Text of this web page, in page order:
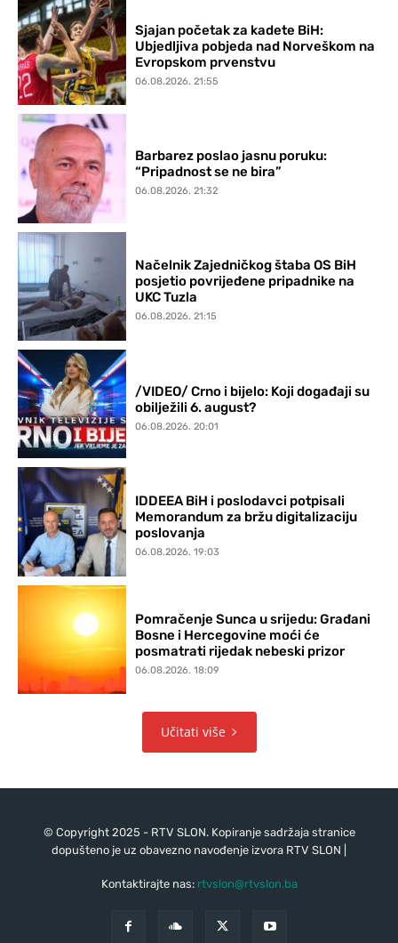
Sjajan početak za kadete BiH:
Ubjedljiva pobjeda nad Norveškom na
Evropskom prvenstvu
06.08.2026. 21:55
Barbarez poslao jasnu poruku:
“Pripadnost se ne bira”
06.08.2026. 21:32
Načelnik Zajedničkog štaba OS BiH
posjetio povrijeđene pripadnike na
UKC Tuzla
06.08.2026. 21:15
/VIDEO/ Crno i bijelo: Koji događaji su
obilježili 6. august?
06.08.2026. 20:01
IDDEEA BiH i poslodavci potpisali
Memorandum za bržu digitalizaciju
poslovanja
06.08.2026. 19:03
Pomračenje Sunca u srijedu: Građani
Bosne i Hercegovine moći će
posmatrati rijedak nebeski prizor
06.08.2026. 18:09
Učitati više
© Copyright 2025 - RTV SLON. Kopiranje sadržaja stranice
dopušteno je uz obavezno navođenje izvora RTV SLON |
Kontaktirajte nas: rtvslon@rtvslon.ba